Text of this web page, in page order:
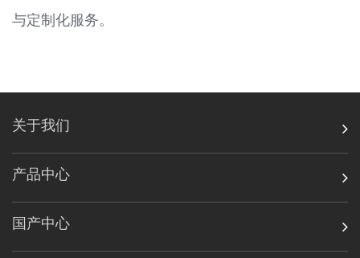
与定制化服务。
关于我们
产品中心
国产中心